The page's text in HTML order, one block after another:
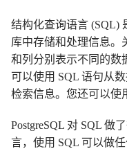
结构化查询语言 (SQL)
库中存储和处理信息。
和列分别表示不同的数
可以使用 SQL 语句从
检索信息。您还可以使
PostgreSQL 对 SQL 做
言，使用 SQL 可以做